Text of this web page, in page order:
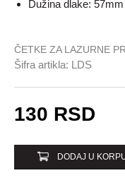
ČETKE ZA LAZURNE
Šifra artikla: LDS
Dužina dlake: 57mm
130 RSD
DODAJ U